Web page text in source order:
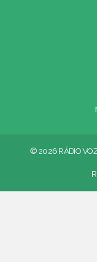
© 2026 RÁDIO VOZ